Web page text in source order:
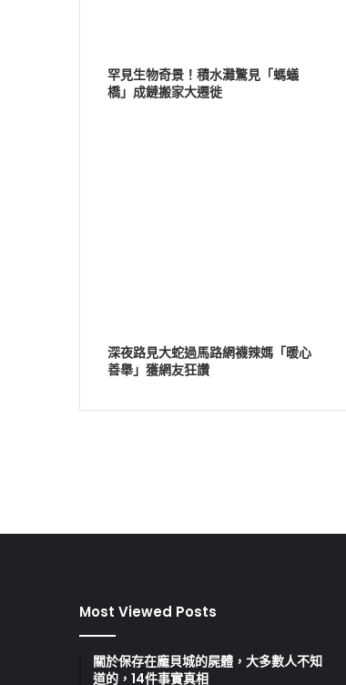
罕見生物奇景！積水灘驚見「螞蟻
橋」成鏈搬家大遷徙
深夜路見大蛇過馬路網襪辣媽「暖心
善舉」獲網友狂讚
Most Viewed Posts
關於保存在龐貝城的屍體，大多數人不知
道的，14件事實真相